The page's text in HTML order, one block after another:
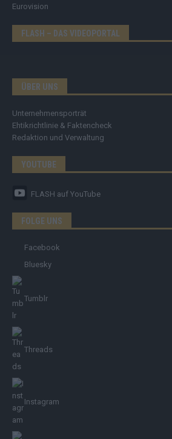
Eurovision
FLASH – DAS VIDEOPORTAL
ÜBER UNS
Unternehmensporträt
Ehtikrichtlinie & Faktencheck
Redaktion und Verwaltung
YOUTUBE
FLASH auf YouTube
FOLGE UNS
Facebook
Bluesky
Tumblr
Threads
Instagram